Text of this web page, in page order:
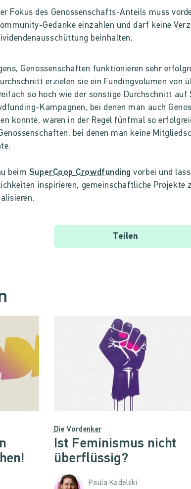
Fokus des Genossenschafts-Anteils muss
Gedanke einzahlen und darf keine
beinhalten.
Genossenschaften funktionieren sehr
erzielen sie ein Fundingvolumen von
so hoch wie der sonstige Durchschnitt auf
Kampagnen, bei denen man auch
konnte, waren in der Regel fünfmal so
bei denen man keine
beimSuperCoop Crowdfunding vorbei und
inspirieren, gemeinschaftliche Projekte
Teilen
Die Vordenker
Ist Feminismus nicht
überflüssig?
Paula Kadelski